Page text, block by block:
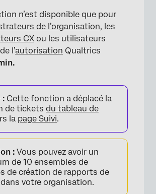
n’est disponible que pour
de l’organisation, les
CX ou les utilisateurs
l’autorisation Qualtrics
: Cette fonction a déplacé la
de tickets du tableau de
la page Suivi.
: Vous pouvez avoir un
de 10 ensembles de
de création de rapports de
votre organisation.